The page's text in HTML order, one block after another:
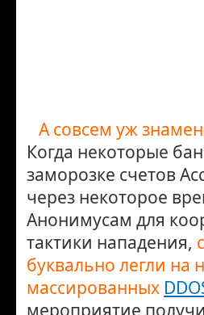
А совсем уж
Когда некоторые
заморозке счетов
через некоторое
Анонимусам для
тактики нападения,
буквально легли на
массированных
мероприятие